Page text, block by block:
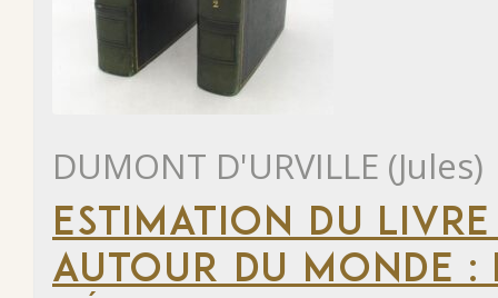
DUMONT D'URVILLE (Jules)
ESTIMATION DU
AUTOUR DU MONDE :